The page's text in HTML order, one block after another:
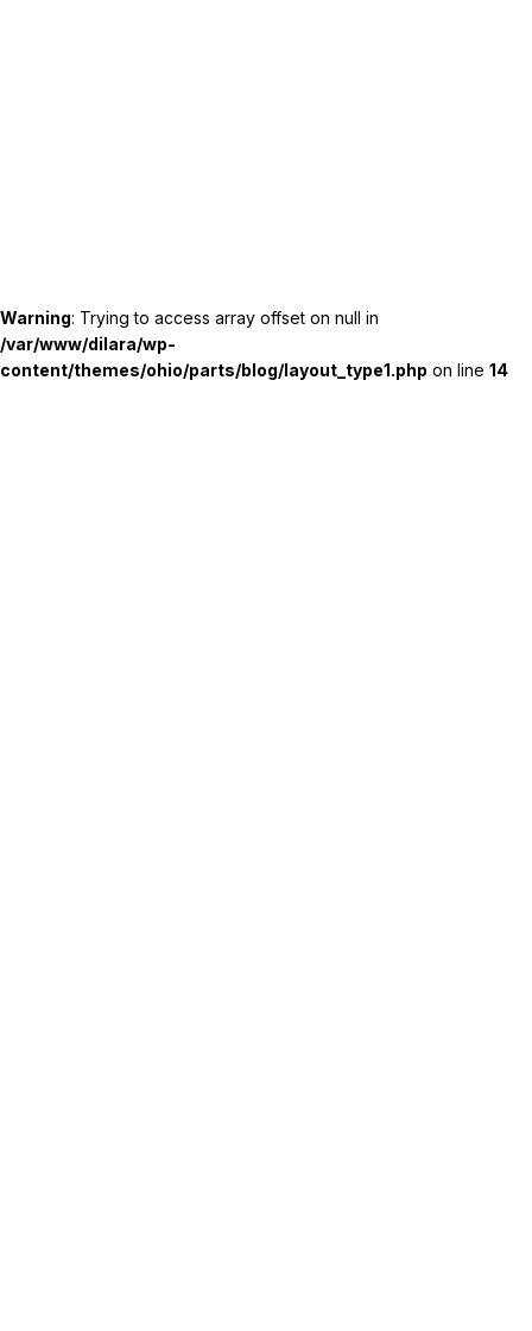
Warning: Trying to access array offset on null in
/var/www/dilara/wp-
content/themes/ohio/parts/blog/layout_type1.php on line 14